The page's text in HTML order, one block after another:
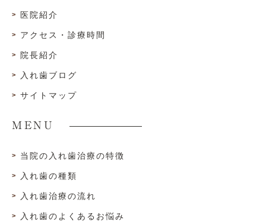
医院紹介
アクセス・診療時間
院長紹介
入れ歯ブログ
サイトマップ
MENU
当院の入れ歯治療の特徴
入れ歯の種類
入れ歯治療の流れ
入れ歯のよくあるお悩み